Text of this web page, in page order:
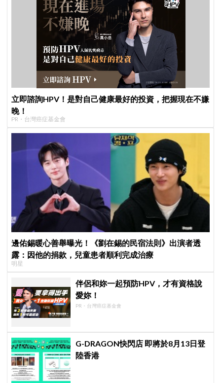
立即諮詢HPV！是對自己健康最好的投資，把握現在不嫌
晚！
PR・台灣癌症基金會
邊佑錫暖心善舉曝光！《劉在錫的民宿法則》出演者透
露：因他的捐款，兒童患者順利完成治療
明星
伴侶和妳一起預防HPV，才有資格說
愛妳！
PR・台灣癌症基金會
G-DRAGON快閃店 即將於8月13日登
陸香港